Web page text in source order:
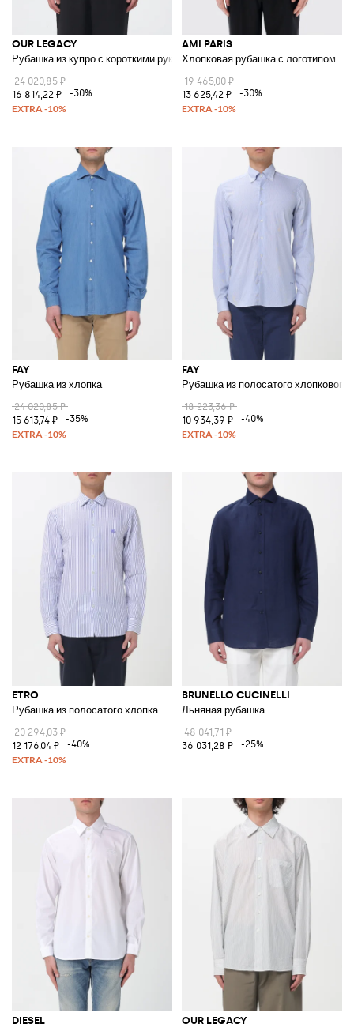
OUR LEGACY
Рубашка из купро с короткими рукавами и французским воротником
24 020,85 ₽
16 814,22 ₽
-30%
AMI PARIS
Хлопковая рубашка с логотипом
19 465,00 ₽
13 625,42 ₽
-30%
FAY
Рубашка из хлопка
24 020,85 ₽
15 613,74 ₽
-35%
FAY
Рубашка из полосатого
18 223,36 ₽
10 934,39 ₽
-40%
ETRO
Рубашка из полосатого хлопка
20 294,03 ₽
12 176,04 ₽
-40%
BRUNELLO CUCINELLI
Льняная рубашка
48 041,71 ₽
36 031,28 ₽
-25%
DIESEL OUR LEGACY